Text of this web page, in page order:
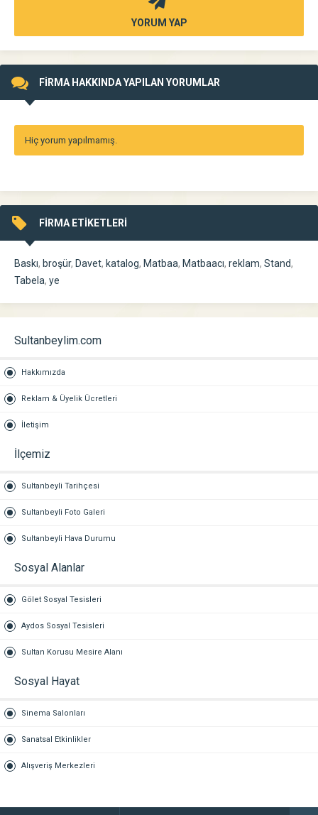
YORUM YAP
FİRMA HAKKINDA YAPILAN YORUMLAR
Hiç yorum yapılmamış.
FİRMA ETİKETLERİ
Baskı, broşür, Davet, katalog, Matbaa, Matbaacı, reklam, Stand,
Tabela, ye
Sultanbeylim.com
Hakkımızda
Reklam & Üyelik Ücretleri
İletişim
İlçemiz
Sultanbeyli Tarihçesi
Sultanbeyli Foto Galeri
Sultanbeyli Hava Durumu
Sosyal Alanlar
Gölet Sosyal Tesisleri
Aydos Sosyal Tesisleri
Sultan Korusu Mesire Alanı
Sosyal Hayat
Sinema Salonları
Sanatsal Etkinlikler
Alışveriş Merkezleri